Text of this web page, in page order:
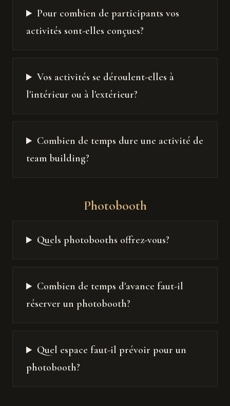
Pour combien de participants vos
activités sont-elles conçues?
Vos activités se déroulent-elles à
l'intérieur ou à l'extérieur?
Combien de temps dure une activité de
team building?
Photobooth
Quels photobooths offrez-vous?
Combien de temps d'avance faut-il
réserver un photobooth?
Quel espace faut-il prévoir pour un
photobooth?